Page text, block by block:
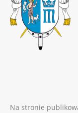
Na stronie